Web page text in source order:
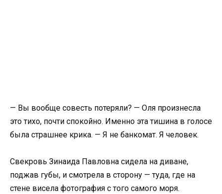
— Вы вообще совесть потеряли? — Оля произнесла
это тихо, почти спокойно. Именно эта тишина в голосе
была страшнее крика. — Я не банкомат. Я человек.
Свекровь Зинаида Павловна сидела на диване,
поджав губы, и смотрела в сторону — туда, где на
стене висела фотография с того самого моря.